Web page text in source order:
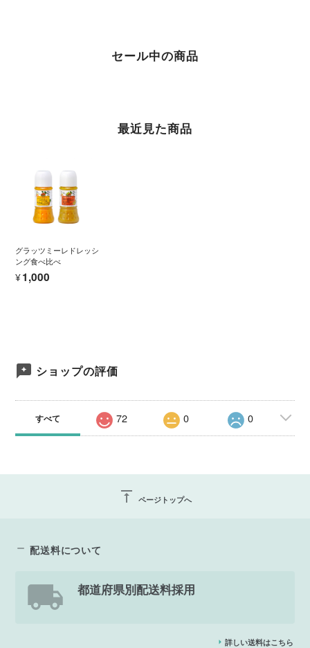
セール中の商品
最近見た商品
グラッツミーレドレッシ
ング食べ比べ
¥1,000
ショップの評価
すべて 72 0 0
vertical_align_top ページトップへ
配送料について
都道府県別配送料採用
詳しい送料はこちら